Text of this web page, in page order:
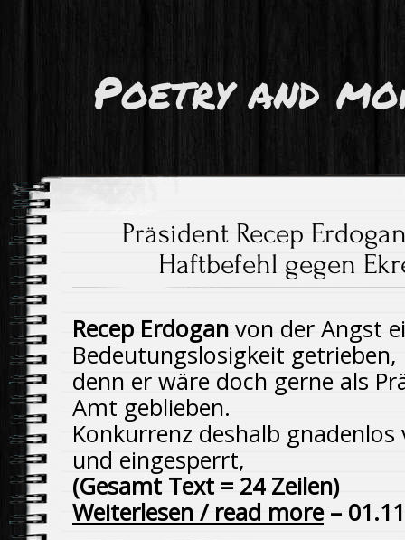
Poetry and
Präsident Recep
Haftbefehl gegen
Recep Erdogan von der Angst
Bedeutungslosigkeit getrieben,
denn er wäre doch gerne als
Amt geblieben.
Konkurrenz deshalb
und eingesperrt,
(Gesamt Text = 24 Zeilen)
Weiterlesen / read more–